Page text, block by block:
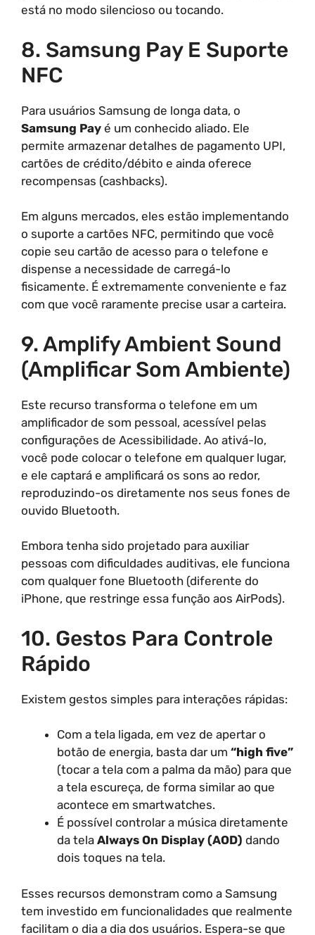
está no modo silencioso ou tocando.
8. Samsung Pay E Suporte
NFC
Para usuários Samsung de longa data, o
Samsung Pay é um conhecido aliado. Ele
permite armazenar detalhes de pagamento UPI,
cartões de crédito/débito e ainda oferece
recompensas (cashbacks).
Em alguns mercados, eles estão implementando
o suporte a cartões NFC, permitindo que você
copie seu cartão de acesso para o telefone e
dispense a necessidade de carregá-lo
fisicamente. É extremamente conveniente e faz
com que você raramente precise usar a carteira.
9. Amplify Ambient Sound
(Amplificar Som Ambiente)
Este recurso transforma o telefone em um
amplificador de som pessoal, acessível pelas
configurações de Acessibilidade. Ao ativá-lo,
você pode colocar o telefone em qualquer lugar,
e ele captará e amplificará os sons ao redor,
reproduzindo-os diretamente nos seus fones de
ouvido Bluetooth.
Embora tenha sido projetado para auxiliar
pessoas com dificuldades auditivas, ele funciona
com qualquer fone Bluetooth (diferente do
iPhone, que restringe essa função aos AirPods).
10. Gestos Para Controle
Rápido
Existem gestos simples para interações rápidas:
Com a tela ligada, em vez de apertar o
botão de energia, basta dar um “high five”
(tocar a tela com a palma da mão) para que
a tela escureça, de forma similar ao que
acontece em smartwatches.
É possível controlar a música diretamente
da tela Always On Display (AOD) dando
dois toques na tela.
Esses recursos demonstram como a Samsung
tem investido em funcionalidades que realmente
facilitam o dia a dia dos usuários. Espera-se que